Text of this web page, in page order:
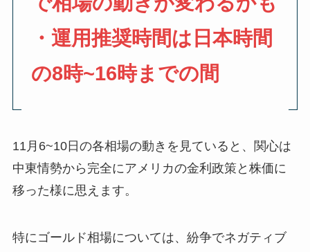
・運用推奨時間は日本時間
の8時~16時までの間
11月6~10日の各相場の動きを見ていると、関心は
中東情勢から完全にアメリカの金利政策と株価に
移った様に思えます。
特にゴールド相場については、紛争でネガティブ